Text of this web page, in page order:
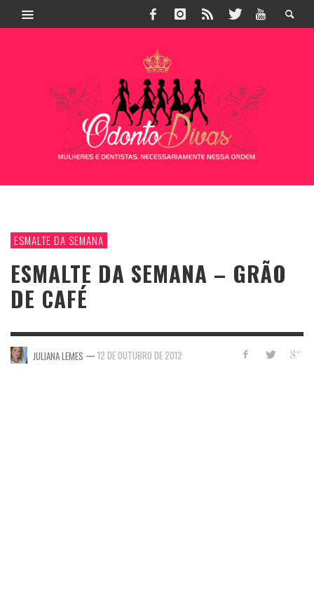
ESMALTE DA SEMANA
ESMALTE DA SEMANA – GRÃO
DE CAFÉ
JULIANA LEMES — 12 DE OUTUBRO DE 2012